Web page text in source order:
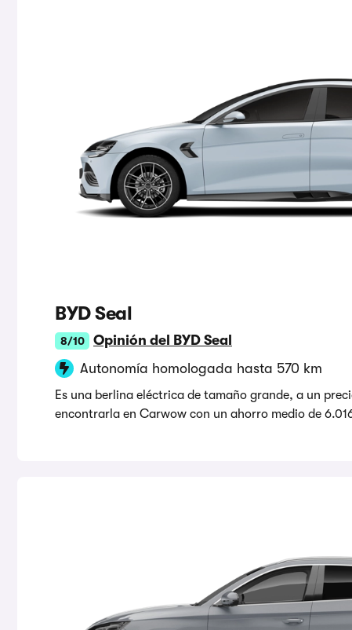
BYD Seal
8/10
Opinión del BYD Seal
Autonomía homologada hasta 570 km
Es una berlina eléctrica de tamaño grande, a un
encontrarla en Carwow con un ahorro medio de